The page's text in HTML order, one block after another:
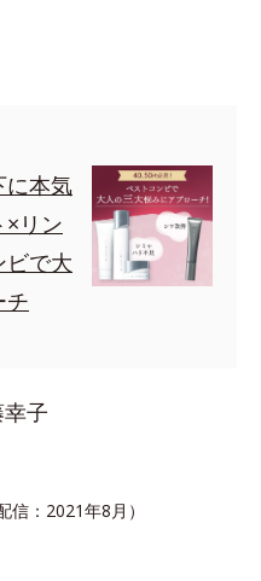
に本気
×リン
ビで大
チ
子
：2021年8月）